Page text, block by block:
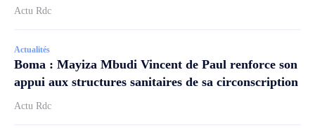
Actu Rdc
Actualités
Boma : Mayiza Mbudi Vincent de Paul renforce son
appui aux structures sanitaires de sa circonscription
Actu Rdc